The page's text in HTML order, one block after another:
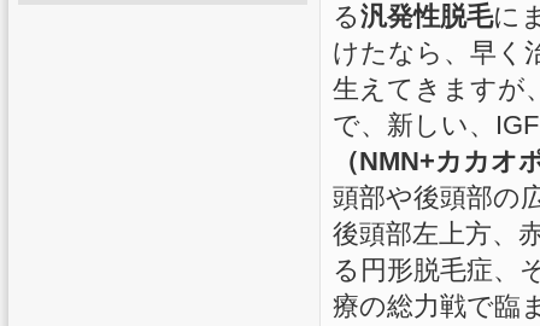
る汎発性脱毛に
けたなら、早く
生えてきますが
で、新しい、
（NMN+カカオ
頭部や後頭部の
後頭部左上方、
る円形脱毛症、
療の総力戦で臨